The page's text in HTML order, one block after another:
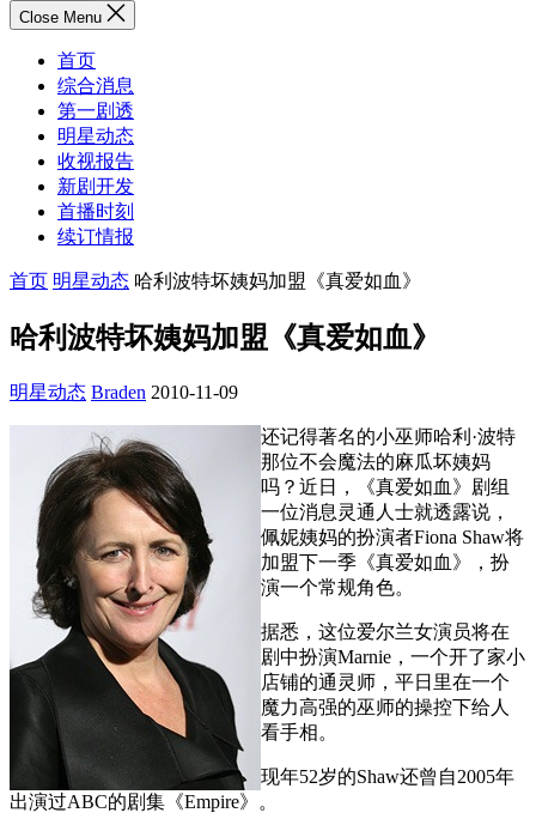
Close Menu
首页
综合消息
第一剧透
明星动态
收视报告
新剧开发
首播时刻
续订情报
首页 明星动态 哈利波特坏姨妈加盟《真爱如血》
哈利波特坏姨妈加盟《真爱如血》
明星动态 Braden 2010-11-09
还记得著名的小巫师哈利·波特
那位不会魔法的麻瓜坏姨妈
吗？近日，《真爱如血》剧组
一位消息灵通人士就透露说，
佩妮姨妈的扮演者Fiona Shaw将
加盟下一季《真爱如血》，扮
演一个常规角色。
据悉，这位爱尔兰女演员将在
剧中扮演Marnie，一个开了家小
店铺的通灵师，平日里在一个
魔力高强的巫师的操控下给人
看手相。
现年52岁的Shaw还曾自2005年
出演过ABC的剧集《Empire》。